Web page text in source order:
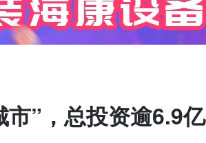
”，总投资逾6.9亿